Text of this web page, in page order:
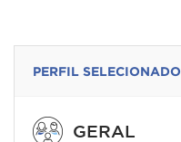
PERFIL SELECIONADO
GERAL